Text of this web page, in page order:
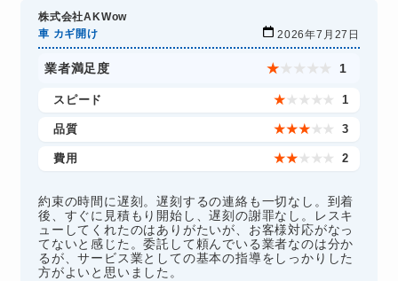
株式会社AKWow
車 カギ開け
2026年7月27日
業者満足度 ★ ★ ★ ★ ★ 1
スピード ★ ★ ★ ★ ★ 1
品質 ★★★ ★ ★ 3
費用 ★★ ★ ★ ★ 2
約束の時間に遅刻。遅刻するの連絡も一切なし。到着
後、すぐに見積もり開始し、遅刻の謝罪なし。レスキ
ューしてくれたのはありがたいが、お客様対応がなっ
てないと感じた。委託して頼んでいる業者なのは分か
るが、サービス業としての基本の指導をしっかりした
方がよいと思いました。